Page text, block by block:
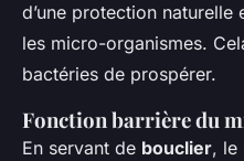
d’une protection
les micro-organismes.
bactéries de prospérer.
Fonction barrière du
En servant de bouclier, le